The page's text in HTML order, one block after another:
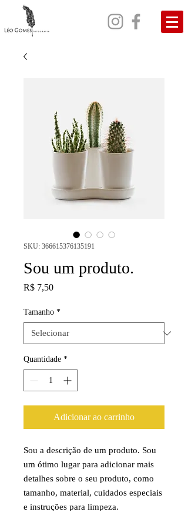
SKU: 366615376135191
Sou um produto.
R$ 7,50Preço
Tamanho *
Quantidade *
Adicionar ao carrinho
Sou a descrição de um produto. Sou
um ótimo lugar para adicionar mais
detalhes sobre o seu produto, como
tamanho, material, cuidados especiais
e instruções para limpeza.